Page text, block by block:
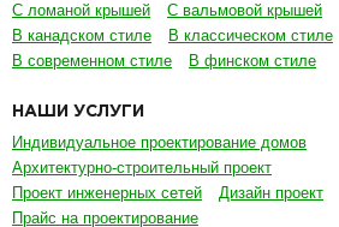
С ломаной крышей
С вальмовой крышей
В канадском стиле
В классическом стиле
В современном стиле
В финском стиле
НАШИ УСЛУГИ
Индивидуальное проектирование домов
Архитектурно-строительный проект
Проект инженерных сетей
Дизайн проект
Прайс на проектирование